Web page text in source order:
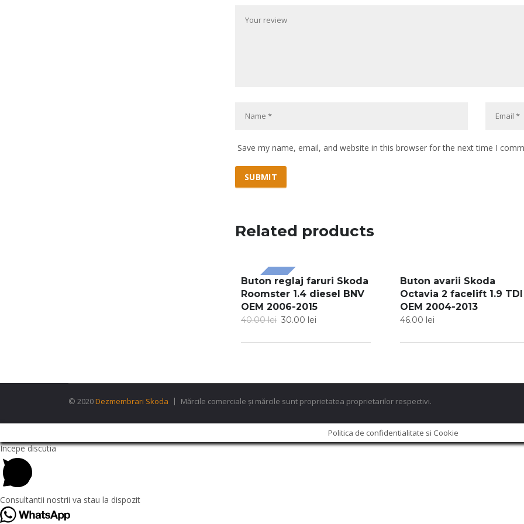
Save my name, email, and website in this browser for the next time I
Related products
SALE!
Buton reglaj faruri Skoda
Roomster 1.4 diesel BNV
OEM 2006-2015
40.00lei 30.00 lei
Buton avarii Skoda
Octavia 2 facelift 1.9 TDI
OEM 2004-2013
46.00 lei
© 2020Dezmembrari Skoda Mărcile comerciale și mărcile sunt proprietatea proprietarilor respectivi.
Politica de confidentialitate si Cookie
Incepe discutia
Consultantii nostrii va stau la dispozit